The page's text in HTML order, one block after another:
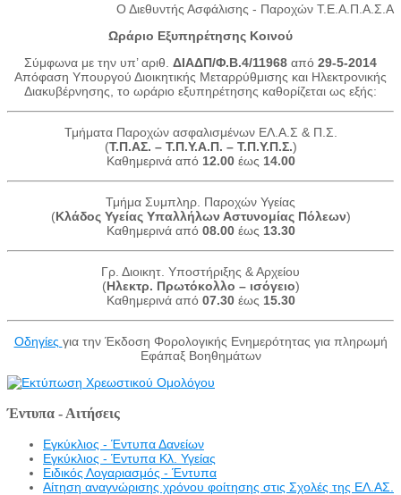
Ο Διεθυντής Ασφάλισης - Παροχών Τ.Ε.Α.Π.Α.Σ.Α
Ωράριο Εξυπηρέτησης Κοινού
Σύμφωνα με την υπ’ αριθ. ΔΙΑΔΠ/Φ.Β.4/11968 από 29-5-2014
Απόφαση Υπουργού Διοικητικής Μεταρρύθμισης και Ηλεκτρονικής
Διακυβέρνησης, το ωράριο εξυπηρέτησης καθορίζεται ως εξής:
Τμήματα Παροχών ασφαλισμένων ΕΛ.Α.Σ & Π.Σ.
(Τ.Π.ΑΣ. – Τ.Π.Υ.Α.Π. – Τ.Π.Υ.Π.Σ.)
Καθημερινά από 12.00 έως 14.00
Τμήμα Συμπληρ. Παροχών Υγείας
(Κλάδος Υγείας Υπαλλήλων Αστυνομίας Πόλεων)
Καθημερινά από 08.00έως 13.30
Γρ. Διοικητ. Υποστήριξης & Αρχείου
(Ηλεκτρ. Πρωτόκολλο – ισόγειο)
Καθημερινά από 07.30έως 15.30
Οδηγίες για την Έκδοση Φορολογικής Ενημερότητας για πληρωμή
Εφάπαξ Βοηθημάτων
Έντυπα - Αιτήσεις
Εγκύκλιος - Έντυπα Δανείων
Εγκύκλιος - Έντυπα Κλ. Υγείας
Eιδικός Λογαριασμός - Έντυπα
Αίτηση αναγνώρισης χρόνου φοίτησης στις Σχολές της ΕΛ.ΑΣ.